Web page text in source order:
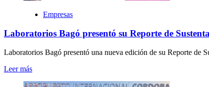
Empresas
Laboratorios Bagó presentó su Reporte de
Laboratorios Bagó presentó una nueva edición de su Reporte de
Leer más